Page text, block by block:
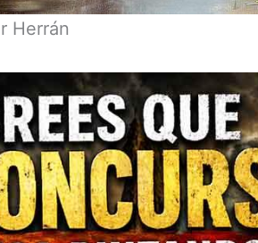
Herrán